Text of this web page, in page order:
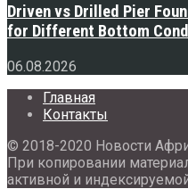
Driven vs Drilled Pier
for Different Bottom
06.08.2026
Главная
Контакты
© 2018-2020 Новости
При копировании
активной и